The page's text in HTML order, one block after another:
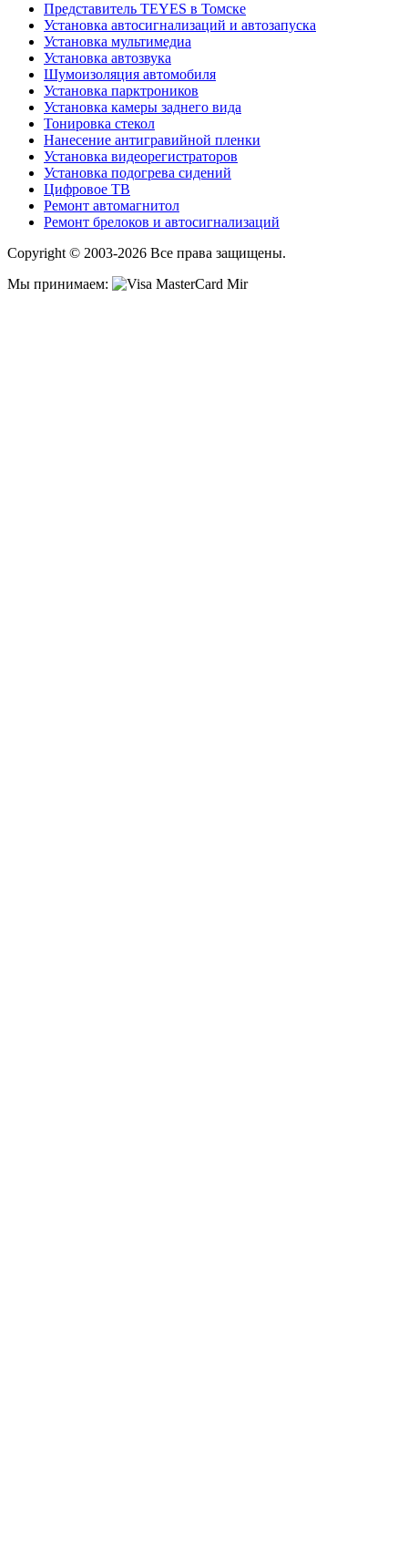
Представитель TEYES в Томске
Установка автосигнализаций и автозапуска
Установка мультимедиа
Установка автозвука
Шумоизоляция автомобиля
Установка парктроников
Установка камеры заднего вида
Тонировка стекол
Нанесение антигравийной пленки
Установка видеорегистраторов
Установка подогрева сидений
Цифровое ТВ
Ремонт автомагнитол
Ремонт брелоков и автосигнализаций
Copyright © 2003-2026 Все права защищены.
Мы принимаем: